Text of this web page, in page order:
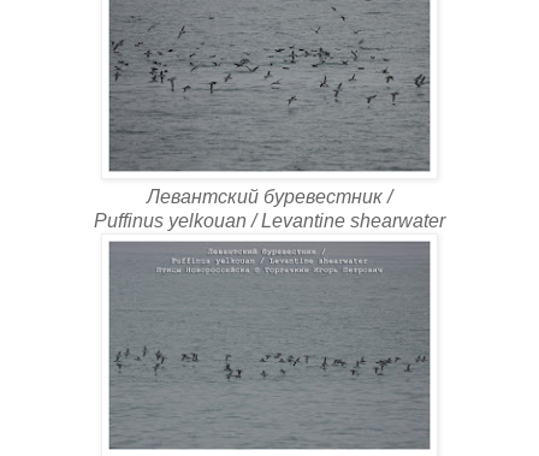
Левантский буревестник /
Puffinus yelkouan / Levantine shearwater